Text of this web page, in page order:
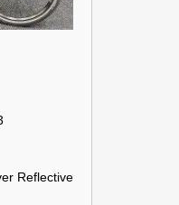
Reflective